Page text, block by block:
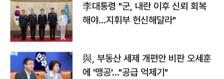
李대통령 "군, 내란 이후 신뢰 회복
해야…지휘부 헌신해달라"
與, 부동산 세제 개편안 비판 오세훈
에 '맹공'…"공급 억제기"